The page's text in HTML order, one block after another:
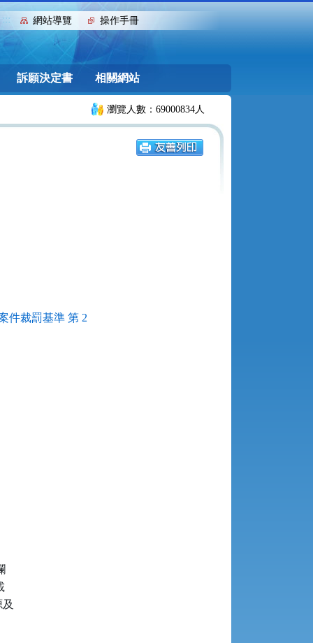
::: 網站導覽 操作手冊
訴願決定書 相關網站
瀏覽人數：69000834人
件裁罰基準 第 2